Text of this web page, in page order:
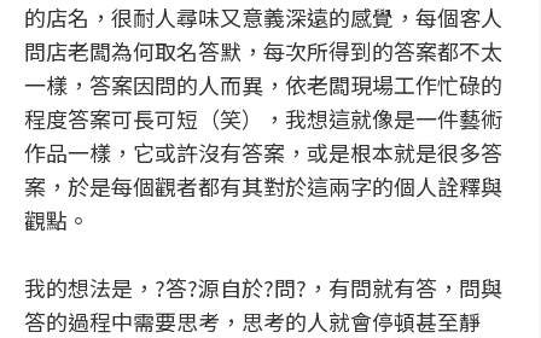
的店名，很耐人尋味又意義深遠的感覺，每個客人
問店老闆為何取名答默，每次所得到的答案都不太
一樣，答案因問的人而異，依老闆現場工作忙碌的
程度答案可長可短（笑），我想這就像是一件藝術
作品一樣，它或許沒有答案，或是根本就是很多答
案，於是每個觀者都有其對於這兩字的個人詮釋與
觀點。
我的想法是，?答?源自於?問?，有問就有答，問與
答的過程中需要思考，思考的人就會停頓甚至靜